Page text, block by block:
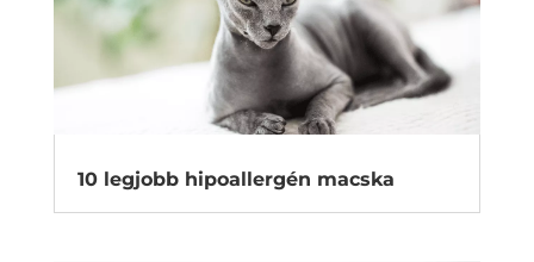
10 legjobb hipoallergén macska